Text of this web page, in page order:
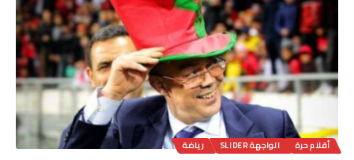
أقلام حرة الواجهة SLIDER
رياضة